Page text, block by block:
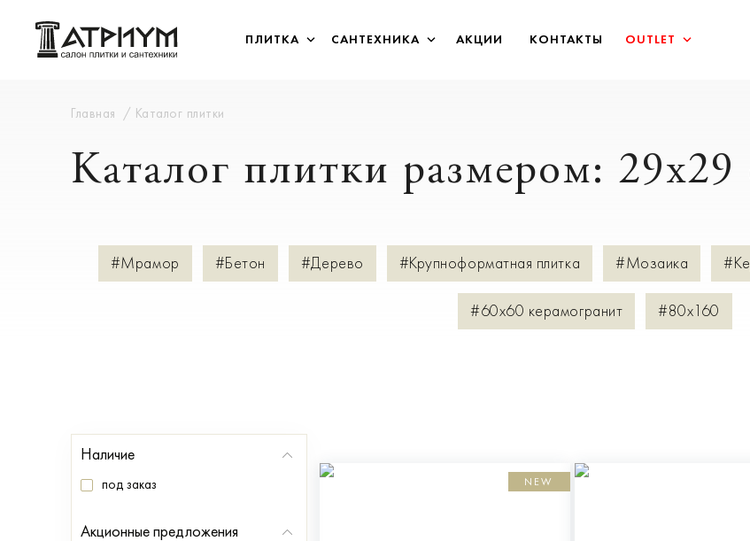
ПЛИТКА САНТЕХНИКА АКЦИИ КОНТАКТЫ OUTLET
Главная Каталог плитки
Каталог плитки размером: 29x29
#Мрамор #Бетон #Дерево #Крупноформатная плитка #Мозаика
#60х60 керамогранит #80х160
Наличие
под заказ
Акционные предложения
NEW